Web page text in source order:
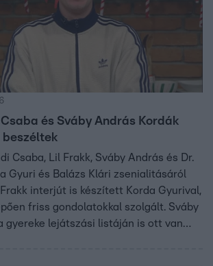
és Sváby András Kordák
Csaba, Lil Frakk, Sváby András és Dr.
Gyuri és Balázs Klári zsenialitásáról
interjút is készített Korda Gyurival,
friss gondolatokkal szolgált. Sváby
gyereke lejátszási listáján is ott van